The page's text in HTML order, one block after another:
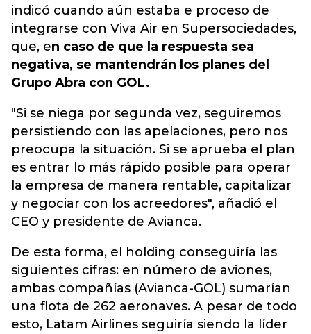
indicó cuando aún estaba e proceso de
integrarse con Viva Air en Supersociedades,
que, en caso de que la respuesta sea
negativa, se mantendrán los planes del
Grupo Abra con GOL.
"Si se niega por segunda vez, seguiremos
persistiendo con las apelaciones, pero nos
preocupa la situación. Si se aprueba el plan
es entrar lo más rápido posible para operar
la empresa de manera rentable, capitalizar
y negociar con los acreedores", añadió el
CEO y presidente de Avianca.
De esta forma, el holding conseguiría las
siguientes cifras: en número de aviones,
ambas compañías (Avianca-GOL) sumarían
una flota de 262 aeronaves. A pesar de todo
esto, Latam Airlines seguiría siendo la líder